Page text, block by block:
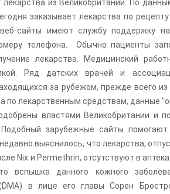
из Великобритании. По
заказывает лекарства по
сайты имеют службу поддержку
телефона. Обычно пациенты
лекарства. Медицинский
Ряд датских врачей и
за рубежом, прежде всего
по лекарственным средствам, данные
властями Великобритании и
зарубежные сайты
выяснилось, что лекарства,
Nix и Permethrin, отсутствуют в
вспышка данного кожного
в лице его главы Сорен